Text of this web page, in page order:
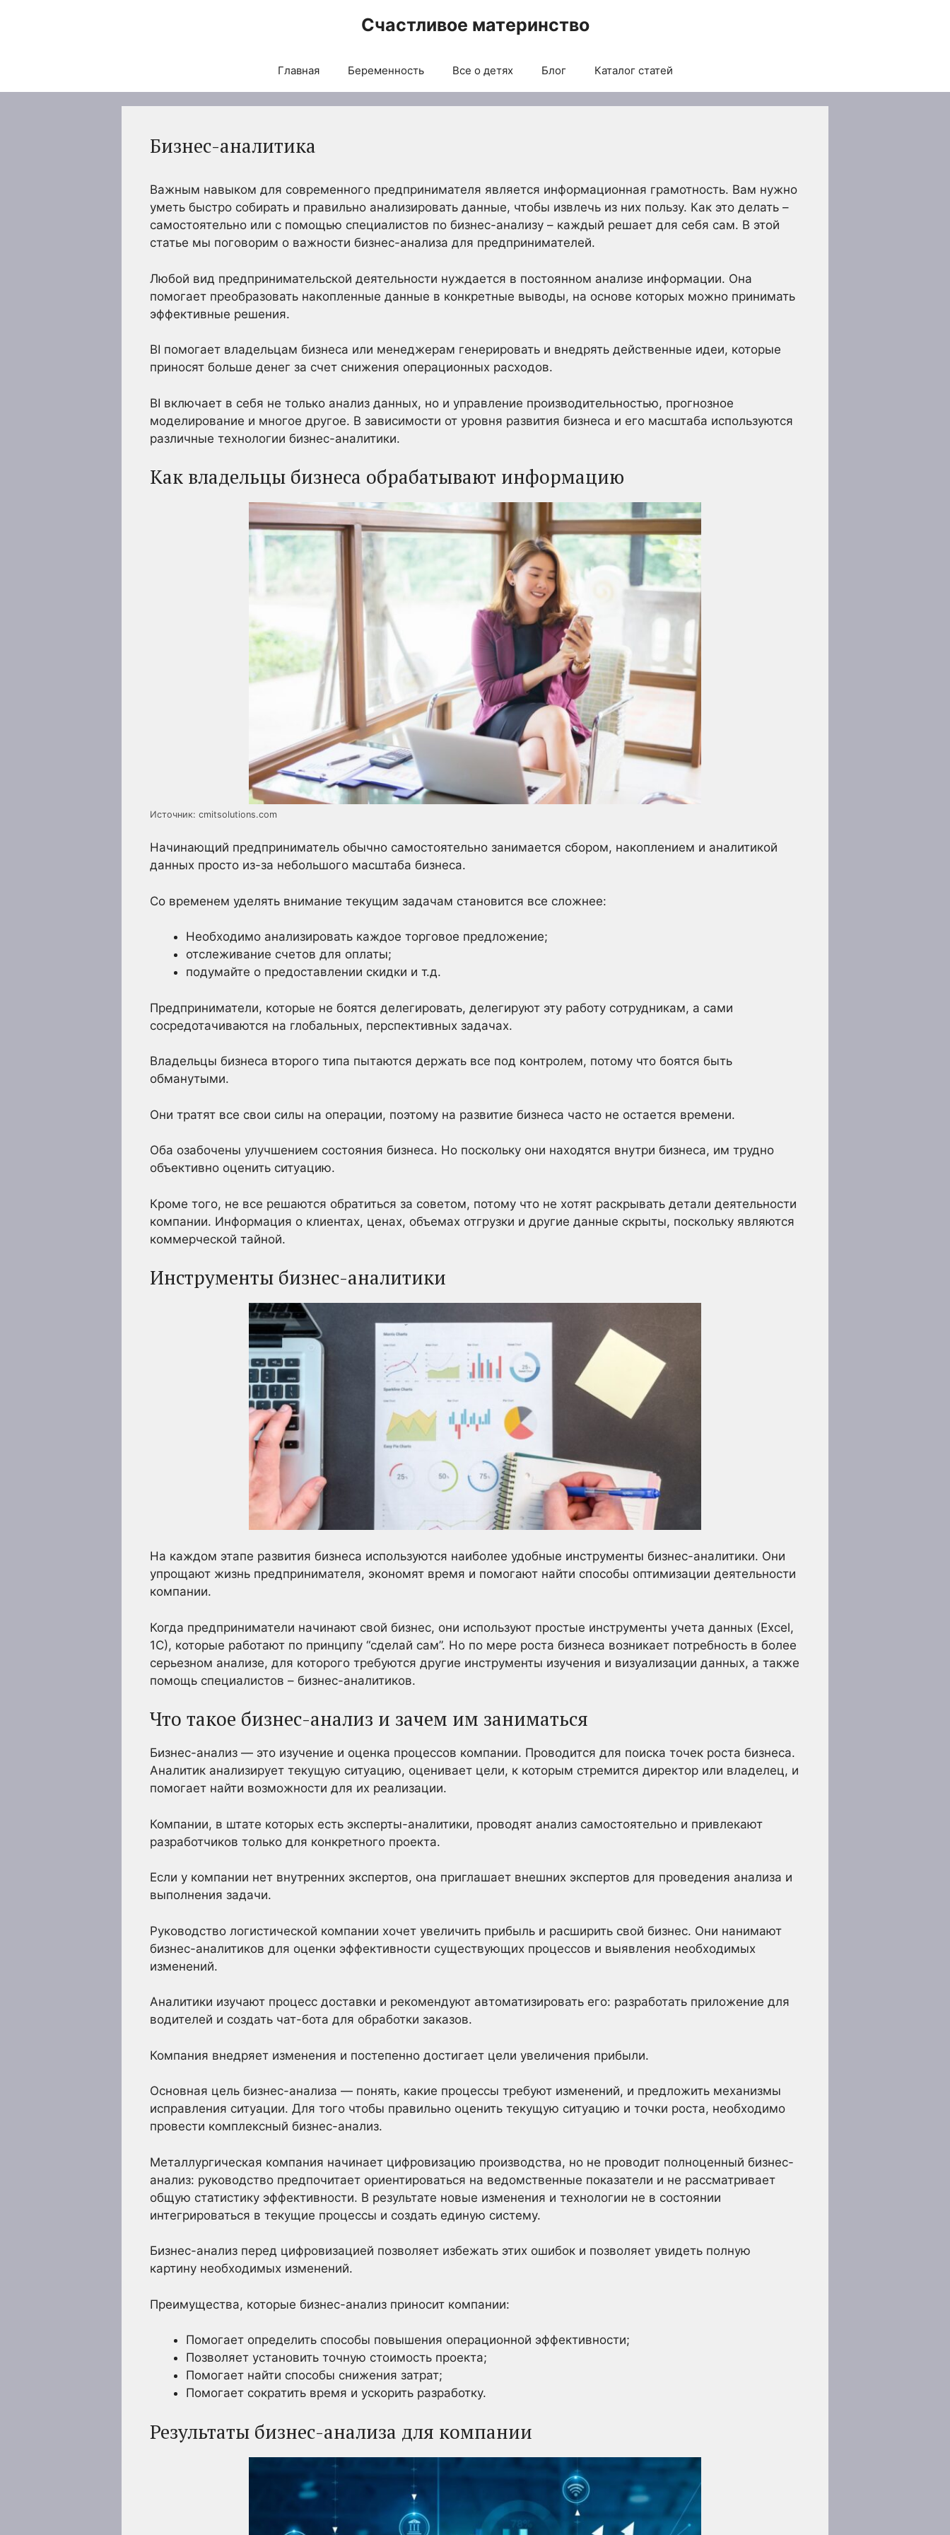
Счастливое материнство
Главная Беременность Все о детях Блог Каталог статей
Бизнес-аналитика
Важным навыком для современного предпринимателя является информационная грамотность. Вам нужно
уметь быстро собирать и правильно анализировать данные, чтобы извлечь из них пользу. Как это делать –
самостоятельно или с помощью специалистов по бизнес-анализу – каждый решает для себя сам. В этой
статье мы поговорим о важности бизнес-анализа для предпринимателей.
Любой вид предпринимательской деятельности нуждается в постоянном анализе информации. Она
помогает преобразовать накопленные данные в конкретные выводы, на основе которых можно принимать
эффективные решения.
BI помогает владельцам бизнеса или менеджерам генерировать и внедрять действенные идеи, которые
приносят больше денег за счет снижения операционных расходов.
BI включает в себя не только анализ данных, но и управление производительностью, прогнозное
моделирование и многое другое. В зависимости от уровня развития бизнеса и его масштаба используются
различные технологии бизнес-аналитики.
Как владельцы бизнеса обрабатывают информацию
Источник: cmitsolutions.com
Начинающий предприниматель обычно самостоятельно занимается сбором, накоплением и аналитикой
данных просто из-за небольшого масштаба бизнеса.
Со временем уделять внимание текущим задачам становится все сложнее:
Необходимо анализировать каждое торговое предложение;
отслеживание счетов для оплаты;
подумайте о предоставлении скидки и т.д.
Предприниматели, которые не боятся делегировать, делегируют эту работу сотрудникам, а сами
сосредотачиваются на глобальных, перспективных задачах.
Владельцы бизнеса второго типа пытаются держать все под контролем, потому что боятся быть
обманутыми.
Они тратят все свои силы на операции, поэтому на развитие бизнеса часто не остается времени.
Оба озабочены улучшением состояния бизнеса. Но поскольку они находятся внутри бизнеса, им трудно
объективно оценить ситуацию.
Кроме того, не все решаются обратиться за советом, потому что не хотят раскрывать детали деятельности
компании. Информация о клиентах, ценах, объемах отгрузки и другие данные скрыты, поскольку являются
коммерческой тайной.
Инструменты бизнес-аналитики
На каждом этапе развития бизнеса используются наиболее удобные инструменты бизнес-аналитики. Они
упрощают жизнь предпринимателя, экономят время и помогают найти способы оптимизации деятельности
компании.
Когда предприниматели начинают свой бизнес, они используют простые инструменты учета данных (Excel,
1С), которые работают по принципу “сделай сам”. Но по мере роста бизнеса возникает потребность в более
серьезном анализе, для которого требуются другие инструменты изучения и визуализации данных, а также
помощь специалистов – бизнес-аналитиков.
Что такое бизнес-анализ и зачем им заниматься
Бизнес-анализ — это изучение и оценка процессов компании. Проводится для поиска точек роста бизнеса.
Аналитик анализирует текущую ситуацию, оценивает цели, к которым стремится директор или владелец, и
помогает найти возможности для их реализации.
Компании, в штате которых есть эксперты-аналитики, проводят анализ самостоятельно и привлекают
разработчиков только для конкретного проекта.
Если у компании нет внутренних экспертов, она приглашает внешних экспертов для проведения анализа и
выполнения задачи.
Руководство логистической компании хочет увеличить прибыль и расширить свой бизнес. Они нанимают
бизнес-аналитиков для оценки эффективности существующих процессов и выявления необходимых
изменений.
Аналитики изучают процесс доставки и рекомендуют автоматизировать его: разработать приложение для
водителей и создать чат-бота для обработки заказов.
Компания внедряет изменения и постепенно достигает цели увеличения прибыли.
Основная цель бизнес-анализа — понять, какие процессы требуют изменений, и предложить механизмы
исправления ситуации. Для того чтобы правильно оценить текущую ситуацию и точки роста, необходимо
провести комплексный бизнес-анализ.
Металлургическая компания начинает цифровизацию производства, но не проводит полноценный бизнес-
анализ: руководство предпочитает ориентироваться на ведомственные показатели и не рассматривает
общую статистику эффективности. В результате новые изменения и технологии не в состоянии
интегрироваться в текущие процессы и создать единую систему.
Бизнес-анализ перед цифровизацией позволяет избежать этих ошибок и позволяет увидеть полную
картину необходимых изменений.
Преимущества, которые бизнес-анализ приносит компании:
Помогает определить способы повышения операционной эффективности;
Позволяет установить точную стоимость проекта;
Помогает найти способы снижения затрат;
Помогает сократить время и ускорить разработку.
Результаты бизнес-анализа для компании